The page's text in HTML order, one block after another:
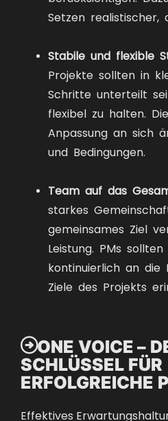
Setzen realistischer,
Stabile und flexible
Projekte sollten in
Schritte unterteilt
flexibel zu halten.
Anpassung an sich
und Bedingungen.
Team auf das
starkes
gemeinsames Ziel
Leistung. PMs
kontinuierlich an die
Ziele des Projekts
ONE VOICE –
SCHLÜSSEL FÜR
ERFOLGREICHE
Effektives